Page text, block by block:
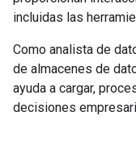
incluidas las
Como analista de
de almacenes de
ayuda a cargar,
decisiones